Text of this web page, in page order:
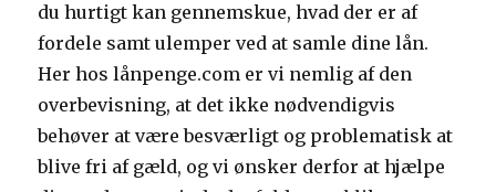
du hurtigt kan gennemskue, hvad der er af
fordele samt ulemper ved at samle dine lån.
Her hos lånpenge.com er vi nemlig af den
overbevisning, at det ikke nødvendigvis
behøver at være besværligt og problematisk at
blive fri af gæld, og vi ønsker derfor at hjælpe